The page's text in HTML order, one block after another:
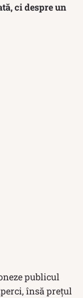
ci despre un
publicul
însă prețul